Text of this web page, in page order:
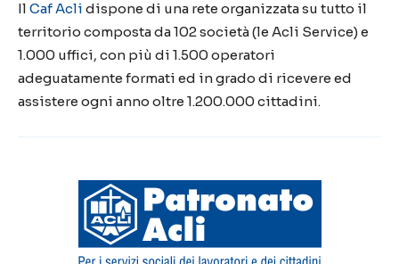
Il Caf Acli dispone di una rete organizzata su tutto il
territorio composta da 102 società (le Acli Service) e
1.000 uffici, con più di 1.500 operatori
adeguatamente formati ed in grado di ricevere ed
assistere ogni anno oltre 1.200.000 cittadini.